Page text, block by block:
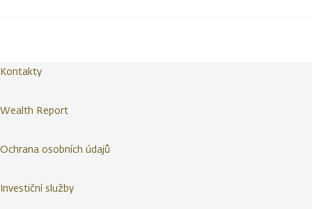
Kontakty
Wealth Report
Ochrana osobních údajů
Investiční služby